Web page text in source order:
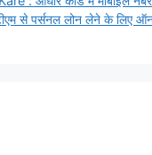
से पर्सनल लोन लेने के लिए